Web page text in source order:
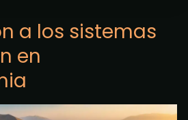
a los sistemas
en